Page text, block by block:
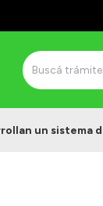
un sistema